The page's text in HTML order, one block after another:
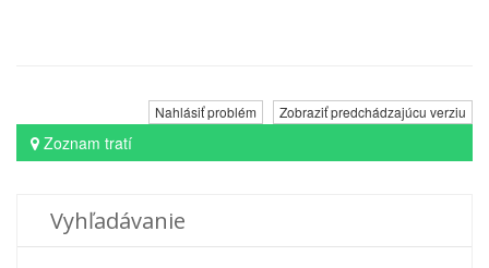
Nahlásiť problém Zobraziť predchádzajúcu verziu
Zoznam tratí
Vyhľadávanie